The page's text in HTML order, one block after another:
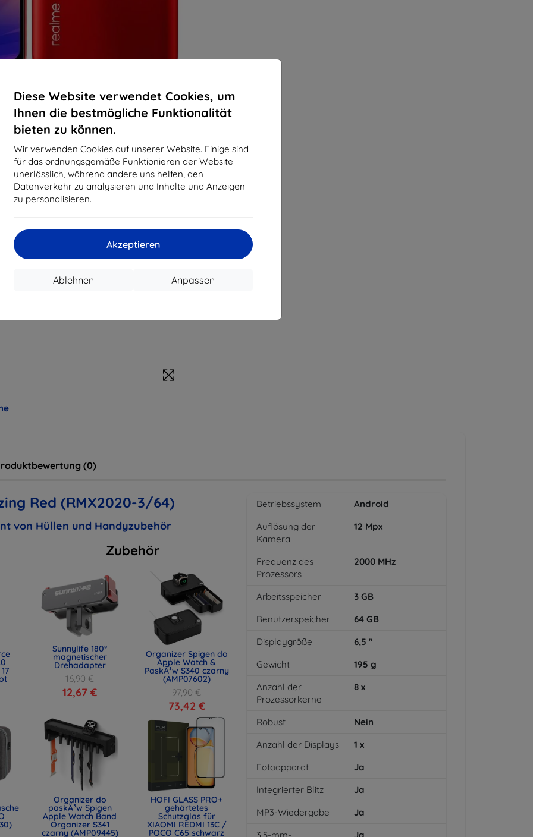
Diese Website verwendet Cookies, um
Ihnen die bestmögliche Funktionalität
bieten zu können.
Wir verwenden Cookies auf unserer Website. Einige sind
für das ordnungsgemäße Funktionieren der Website
unerlässlich, während andere uns helfen, den
Datenverkehr zu analysieren und Inhalte und Anzeigen
zu personalisieren.
Akzeptieren
Anpassen
Ablehnen
(0)
Red (RMX2020-3/64)
von Hüllen und Handyzubehör
Zubehör
Sunnylife 180°
magnetischer
Drehadapter
16,90 €
12,67 €
Organizer Spigen do
Apple Watch &
PaskÃ³w S340 czarny
(AMP07602)
97,90 €
73,42 €
Organizer do
paskÃ³w Spigen
Apple Watch Band
Organizer S341
czarny (AMP09445)
HOFI GLASS PRO+
gehärtetes
Schutzglas für
XIAOMI REDMI 13C /
POCO C65 schwarz
Betriebssystem
Android
Auflösung der
Kamera
12 Mpx
Frequenz des
Prozessors
2000 MHz
Arbeitsspeicher 3 GB
Benutzerspeicher
64 GB
Displaygröße
6,5 "
Gewicht
195 g
Anzahl der
Prozessorkerne
8 x
Robust
Nein
Anzahl der Displays
1 x
Fotoapparat
Ja
Integrierter Blitz
Ja
MP3-Wiedergabe
Ja